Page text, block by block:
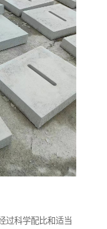
过科学配比和适当